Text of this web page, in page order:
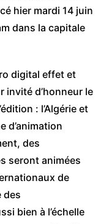
hier mardi 14 juin
dans la capitale
digital effet et
invité d’honneur le
: l’Algérie et
d’animation
des
seront animées
de
des
bien à l’échelle